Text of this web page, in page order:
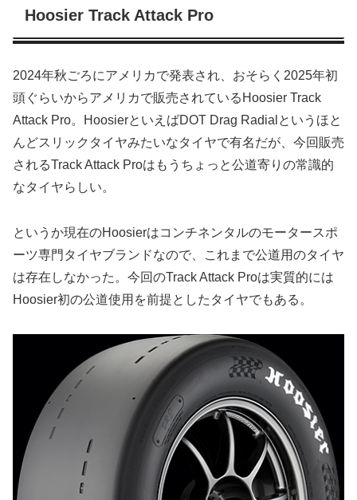
Hoosier Track Attack Pro
2024年秋ごろにアメリカで発表され、おそらく2025年初
頭ぐらいからアメリカで販売されているHoosier Track
Attack Pro。HoosierといえばDOT Drag Radialというほと
んどスリックタイヤみたいなタイヤで有名だが、今回販売
されるTrack Attack Proはもうちょっと公道寄りの常識的
なタイヤらしい。
というか現在のHoosierはコンチネンタルのモータースポ
ーツ専門タイヤブランドなので、これまで公道用のタイヤ
は存在しなかった。今回のTrack Attack Proは実質的には
Hoosier初の公道使用を前提としたタイヤでもある。